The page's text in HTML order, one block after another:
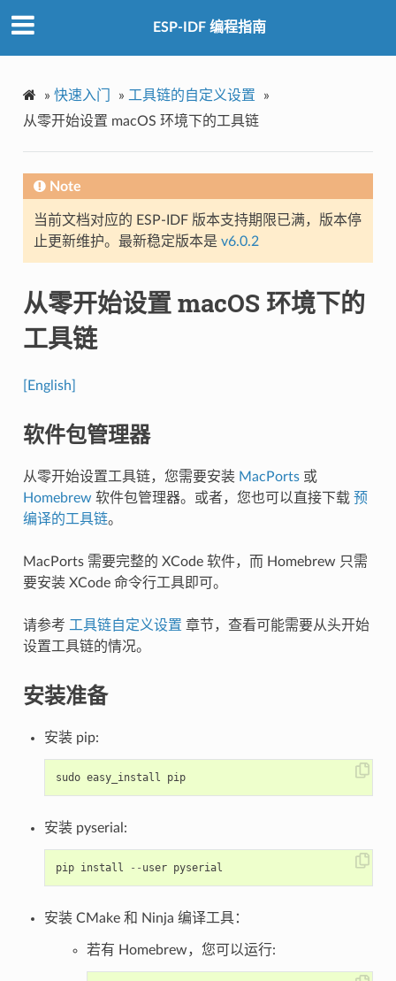
ESP-IDF 编程指南
» 快速入门 » 工具链的自定义设置
»
从零开始设置 macOS 环境下的工具链
Note
当前文档对应的 ESP-IDF 版本支持期限已满，版本停
止更新维护。最新稳定版本是 v6.0.2
从零开始设置 macOS 环境下的
工具链
[English]
软件包管理器
从零开始设置工具链，您需要安装 MacPorts或
Homebrew 软件包管理器。或者，您也可以直接下载 预
编译的工具链。
MacPorts 需要完整的 XCode 软件，而 Homebrew 只需
要安装 XCode 命令行工具即可。
请参考 工具链自定义设置 章节，查看可能需要从头开始
设置工具链的情况。
安装准备
安装 pip:
sudo easy_install pip
安装 pyserial:
pip install -- user pyserial
安装 CMake 和 Ninja 编译工具：
若有 Homebrew，您可以运行: